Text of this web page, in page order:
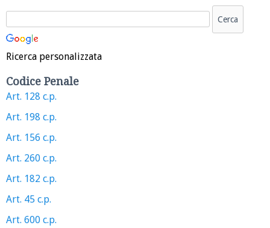
Ricerca personalizzata
Codice Penale
Art. 128 c.p.
Art. 198 c.p.
Art. 156 c.p.
Art. 260 c.p.
Art. 182 c.p.
Art. 45 c.p.
Art. 600 c.p.